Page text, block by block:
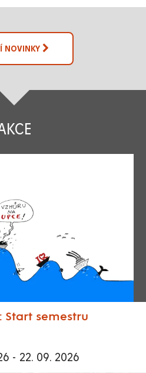
NOVINKY
Start semestru
- 22. 09. 2026